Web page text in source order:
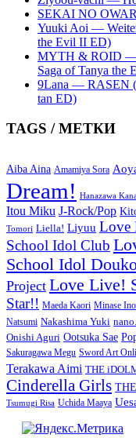
SEKAI NO
Yuuki Aoi —
the Evil II ED)
MYTH & ROID —
Saga of Tanya the
9Lana — RASEN
tan ED)
TAGS / МЕТКИ
Aiba Aina Amamiya Sora
Dream!
Hanazawa
Itou Miku J-Rock/Pop
Tomori Liella! Liyuu Love
School Idol Club
School Idol
Project Love Live!
Star!! Maeda Kaori Minase
Natsumi Nakashima Yuki
Onishi Aguri Ootsuka Sae
Sakuragawa Megu Sword Art
Terakawa Aimi THE
Cinderella Girls
Tsumugi Risa Uchida Maaya